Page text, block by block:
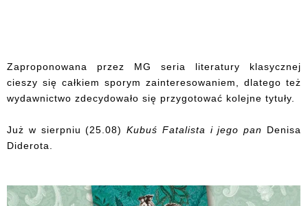
Zaproponowana przez MG seria literatury klasycznej
cieszy się całkiem sporym zainteresowaniem, dlatego też
wydawnictwo zdecydowało się przygotować kolejne tytuły.
Już w sierpniu (25.08)Kubuś Fatalista i jego pan Denisa
Diderota.